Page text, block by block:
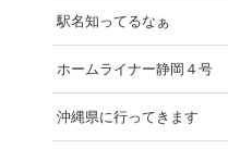
駅名知ってるなぁ
ホームライナー静岡４号
沖縄県に行ってきます